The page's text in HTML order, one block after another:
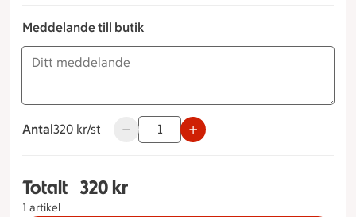
Meddelande till butik
Antal
320 kronor styck
320 kr/st Använd knapparna för att minska eller
Totalt
1 artikel
Totalt 1 stycken Buffé nr 9 Antal portioner 1
320 kr